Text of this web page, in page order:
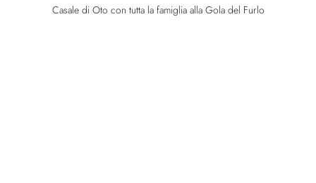
Casale di Oto con tutta la famiglia alla Gola del Furlo